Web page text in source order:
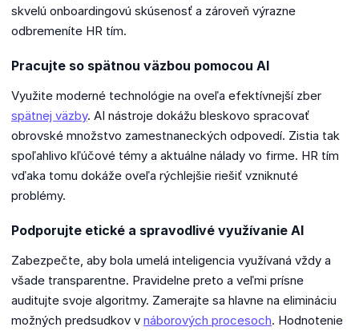
skvelú onboardingovú skúsenosť a zároveň výrazne
odbremeníte HR tím.
Pracujte so spätnou väzbou pomocou AI
Využite moderné technológie na oveľa efektívnejší zber
spätnej väzby. AI nástroje dokážu bleskovo spracovať
obrovské množstvo zamestnaneckých odpovedí. Zistia tak
spoľahlivo kľúčové témy a aktuálne nálady vo firme. HR tím
vďaka tomu dokáže oveľa rýchlejšie riešiť vzniknuté
problémy.
Podporujte etické a spravodlivé využívanie AI
Zabezpečte, aby bola umelá inteligencia využívaná vždy a
všade transparentne. Pravidelne preto a veľmi prísne
auditujte svoje algoritmy. Zamerajte sa hlavne na elimináciu
možných predsudkov v náborových procesoch. Hodnotenie